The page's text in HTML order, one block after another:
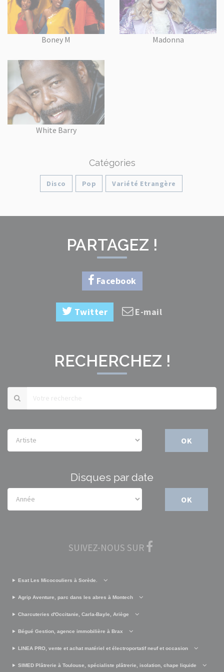
Boney M Madonna
White Barry
Catégories
Disco Pop Variété Etrangère
PARTAGEZ !
Facebook
Twitter E-mail
RECHERCHEZ !
OK
Disques par date
OK
SUIVEZ-NOUS SUR
Esat Les Micocouliers à Sorède.
Agrip Aventure, parc dans les abres à Montech
Charcuteries d'Occitanie, Carla-Bayle, Ariège
Bégué Gestion, agence immobilière à Brax
LINEA PRO, vente et achat matériel et électroportatif neuf et occasion
SIMED Plâtrerie à Toulouse, spécialiste plâtrerie, isolation, chape liquide